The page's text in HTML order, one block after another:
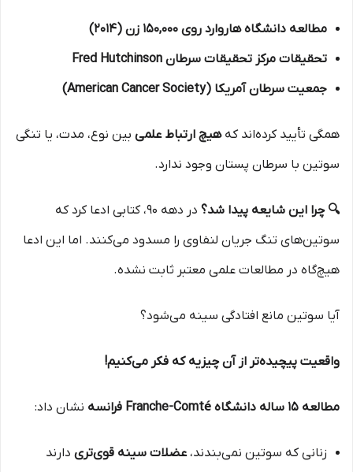
مطالعه دانشگاه هاروارد روی ۱۵۰,۰۰۰ زن (۲۰۱۴)
تحقیقات مرکز تحقیقات سرطان Fred Hutchinson
جمعیت سرطان آمریکا (American Cancer Society)
همگی تأیید کرده‌اند کههیچ ارتباط علمی بین نوع، مدت، یا تنگی
سوتین با سرطان پستان وجود ندارد.
🔍 چرا این شایعه پیدا شد؟
در دهه ۹۰، کتابی ادعا کرد که
سوتین‌های تنگ جریان لنفاوی را مسدود می‌کنند. اما این ادعا
هیچ‌گاه در مطالعات علمی معتبر ثابت نشده.
آیا سوتین مانع افتادگی سینه می‌شود؟
واقعیت پیچیده‌تر از آن چیزیه که فکر می‌کنیم!
مطالعه ۱۵ ساله دانشگاه Franche-Comté فرانسه نشان داد:
زنانی که سوتین نمی‌بندند،عضلات سینه قوی‌تری دارند